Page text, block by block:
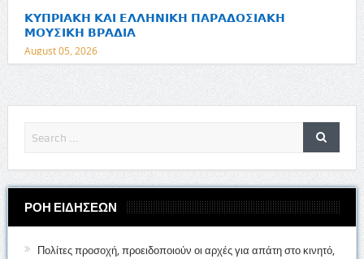
𝝟𝝪𝝥𝝦𝝞𝝖𝝟𝝜 𝝟𝝖𝝞 𝝚𝝠𝝠𝝜𝝢𝝞𝝟𝝜 𝝥𝝖𝝦𝝖𝝙𝝤𝝨𝝞𝝖𝝟𝝜
𝝡𝝤𝝪𝝨𝝞𝝟𝝜 𝝗𝝦𝝖𝝙𝝞𝝖
August 05, 2026
ΡΟΗ ΕΙΔΗΣΕΩΝ
Πολίτες προσοχή, προειδοποιούν οι αρχές για απάτη στο κινητό,